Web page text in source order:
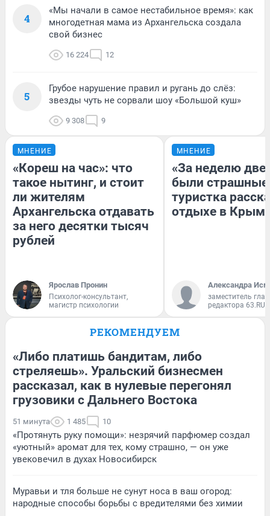
4
«Мы начали в самое нестабильное время»: как
многодетная мама из Архангельска создала
свой бизнес
16 224 12
5
Грубое нарушение правил и ругань до слёз:
звезды чуть не сорвали шоу «Большой куш»
9 308 9
МНЕНИЕ
«Кореш на час»: что
такое нытинг, и стоит
ли жителям
Архангельска отдавать
за него десятки тысяч
рублей
Ярослав Пронин
Психолог-консультант,
магистр психологии
МНЕНИЕ
«За неделю две
были
туристка
отдыхе в
Александра
заместитель
редактора 63.RU
РЕКОМЕНДУЕМ
«Либо платишь бандитам, либо
стреляешь». Уральский бизнесмен
рассказал, как в нулевые перегонял
грузовики с Дальнего Востока
51 минута 1 485 10
«Протянуть руку помощи»: незрячий парфюмер создал
«уютный» аромат для тех, кому страшно, — он уже
увековечил в духах Новосибирск
Муравьи и тля больше не сунут носа в ваш огород:
народные способы борьбы с вредителями без химии